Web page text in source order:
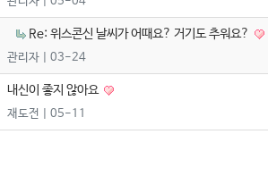
Re: 위스콘신 날씨가 어때요? 거기도 추워요?
관리자 | 03-24
내신이 좋지 않아요
재도전 | 05-11